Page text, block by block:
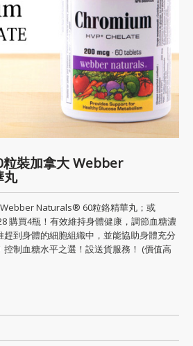
裝加拿大 Webber
丸
Naturals® 60粒鉻精華丸；或
購買4瓶！有效維持身體健康，調節血糖濃
趕到身體的細胞組織中，並能協助身體充分
制血糖水平之選！設送貨服務！ (價值高